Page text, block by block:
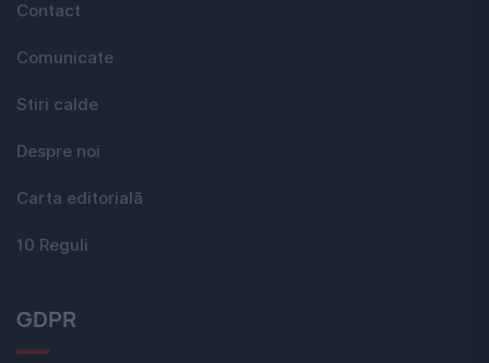
Contact
Comunicate
Stiri calde
Despre noi
Carta editorială
10 Reguli
GDPR